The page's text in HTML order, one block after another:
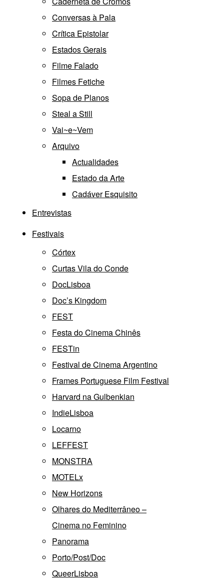
Conversas à Pala
Crítica Epistolar
Estados Gerais
Filme Falado
Filmes Fetiche
Sopa de Planos
Steal a Still
Vai~e~Vem
Arquivo
Actualidades
Estado da Arte
Cadáver Esquisito
Entrevistas
Festivais
Córtex
Curtas Vila do Conde
DocLisboa
Doc’s Kingdom
FEST
Festa do Cinema Chinês
FESTin
Festival de Cinema Argentino
Frames Portuguese Film Festival
Harvard na Gulbenkian
IndieLisboa
Locarno
LEFFEST
MONSTRA
MOTELx
New Horizons
Olhares do Mediterrâneo –
Cinema no Feminino
Panorama
Porto/Post/Doc
QueerLisboa